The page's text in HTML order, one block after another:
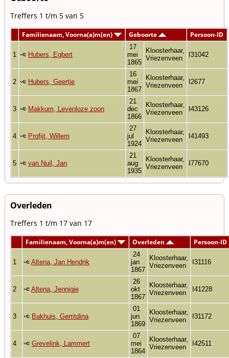
Treffers 1 t/m 5 van 5
Familienaam, Voorna(a)m(en) Geboorte Persoon-ID
1 Hubers, Egbert
17
mei
1865
Kloosterhaar,
Vriezenveen
I31042
2 Hubers, Geertje
16
mei
1867
Kloosterhaar,
Vriezenveen
I2677
3 Makkum, Levenloze zoon
21
dec
1866
Kloosterhaar,
Vriezenveen
I43126
4 Profijt, Willem
27
jul
1924
Kloosterhaar,
Vriezenveen
I41493
5 van Nuil, Jan
21
aug
1935
Kloosterhaar,
Vriezenveen
I77670
Overleden
Treffers 1 t/m 17 van 17
Familienaam, Voorna(a)m(en) Overleden Persoon-ID
1 Altena, Jan Hendrik
24
jan
1867
Kloosterhaar,
Vriezenveen
I31116
2 Altena, Jennigje
26
okt
1867
Kloosterhaar,
Vriezenveen
I41228
3 Bakhuis, Gerritdina
01
jun
1869
Kloosterhaar,
Vriezenveen
I31172
4 Grevelink, Lammert
07
mei
1864
Kloosterhaar,
Vriezenveen
I42511